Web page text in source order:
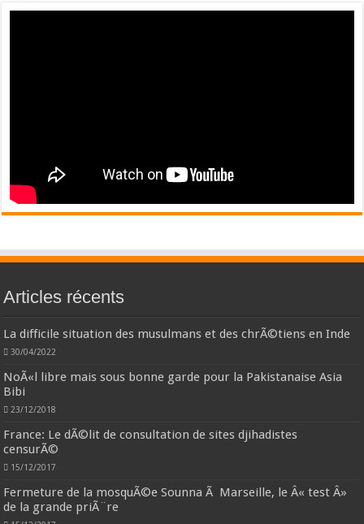
Articles récents
La difficile situation des musulmans et des chrÃ©tiens en Inde
30/04/2022
NoÃ«l libre mais sous bonne garde pour la Pakistanaise Asia
Bibi
23/12/2018
France: Le dÃ©lit de consultation de sites djihadistes
censurÃ©
15/12/2017
Fermeture de la mosquÃ©e Sounna Ã Marseille, le Â« test Â»
de la grande priÃ¨re